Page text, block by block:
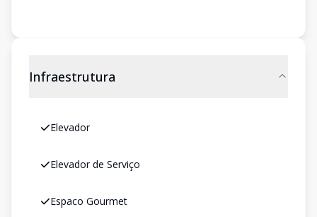
Infraestrutura
Elevador
Elevador de Serviço
Espaco Gourmet